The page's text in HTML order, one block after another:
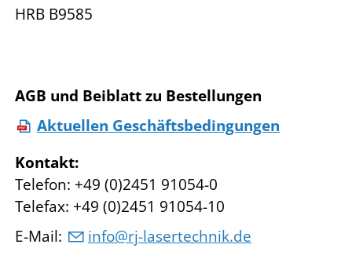
HRB B9585
AGB und Beiblatt zu Bestellungen
Aktuellen Geschäftsbedingungen
Kontakt:
Telefon: +49 (0)2451 91054-0
Telefax: +49 (0)2451 91054-10
E-Mail:
info@rj-lasertechnik.de